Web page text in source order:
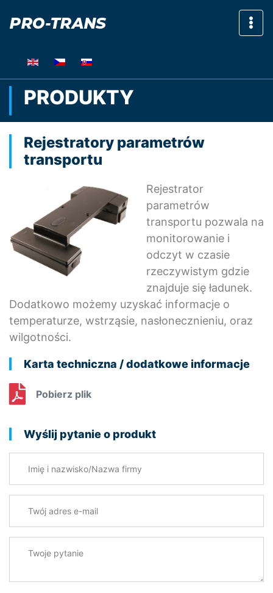
PRODUKTY
Rejestratory parametrów
transportu
Rejestrator
parametrów
transportu pozwala na
monitorowanie i
odczyt w czasie
rzeczywistym gdzie
znajduje się ładunek.
Dodatkowo możemy uzyskać informacje o
temperaturze, wstrząsie, nasłonecznieniu, oraz
wilgotności.
Karta techniczna / dodatkowe informacje
Pobierz plik
Wyślij pytanie o produkt